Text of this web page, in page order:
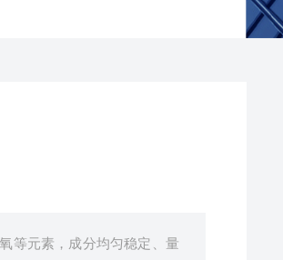
等元素，成分均匀稳定、量